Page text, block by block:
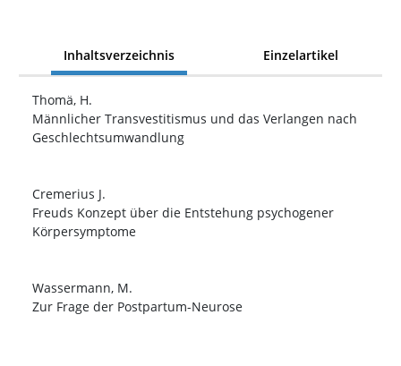
Inhaltsverzeichnis Einzelartikel
Thomä, H.
Männlicher Transvestitismus und das Verlangen nach
Geschlechtsumwandlung
Cremerius J.
Freuds Konzept über die Entstehung psychogener
Körpersymptome
Wassermann, M.
Zur Frage der Postpartum-Neurose